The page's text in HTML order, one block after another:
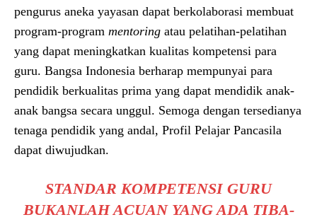
pengurus aneka yayasan dapat berkolaborasi membuat
program-program mentoring atau pelatihan-pelatihan
yang dapat meningkatkan kualitas kompetensi para
guru. Bangsa Indonesia berharap mempunyai para
pendidik berkualitas prima yang dapat mendidik anak-
anak bangsa secara unggul. Semoga dengan tersedianya
tenaga pendidik yang andal, Profil Pelajar Pancasila
dapat diwujudkan.
STANDAR KOMPETENSI GURU
BUKANLAH ACUAN YANG ADA TIBA-